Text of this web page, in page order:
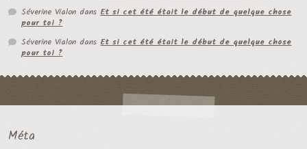
Séverine Vialon dansEt si cet été était le début de quelque chose
pour toi ?
Séverine Vialon dansEt si cet été était le début de quelque chose
pour toi ?
Méta